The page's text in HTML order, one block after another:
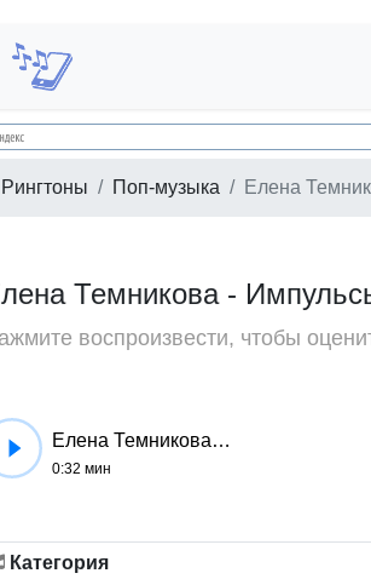
Рингтоны Поп-музыка Елена
Темникова -
воспроизвести, чтобы
Елена Темникова - Импульсы (Gillepsy Remix)
0:32 мин
Категория